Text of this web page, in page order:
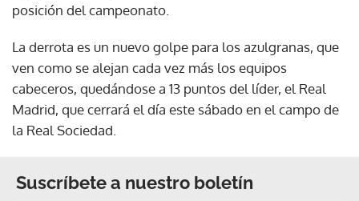
posición del campeonato.
La derrota es un nuevo golpe para los azulgranas, que
ven como se alejan cada vez más los equipos
cabeceros, quedándose a 13 puntos del líder, el Real
Madrid, que cerrará el día este sábado en el campo de
la Real Sociedad.
Suscríbete a nuestro boletín